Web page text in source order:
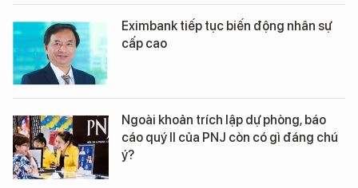
Eximbank tiếp tục biến động nhân sự
cấp cao
Ngoài khoản trích lập dự phòng, báo
cáo quý II của PNJ còn có gì đáng chú
ý?